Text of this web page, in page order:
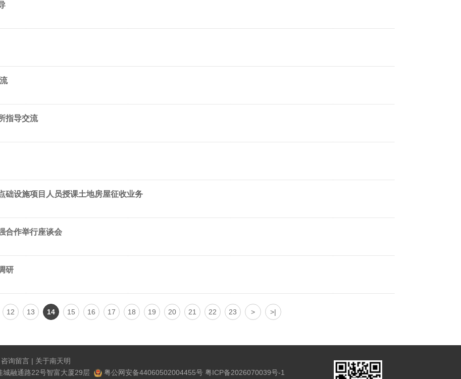
指导交流
础设施项目人员授课土地房屋征收业务
合作举行座谈会
研
12 13 14 15 16 17 18 19 20 21 22 23 > >|
咨询留言 | 关于南天明
城融通路22号智富大厦29层
粤公网安备44060502004455号 粤ICP备2026070039号-1